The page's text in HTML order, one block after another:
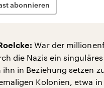
abonnieren
War der
die Nazis ein
ihn in Beziehung setzen
Kolonien, etwa